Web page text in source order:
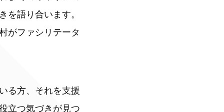
語り合います。
がファシリテータ
る方、それを支援
立つ気づきが見つ